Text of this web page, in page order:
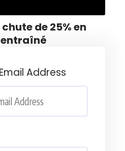
de 25% en
entraîné
Address